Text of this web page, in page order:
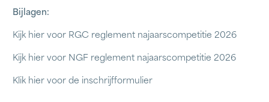
Bijlagen:
Kijk hier voor RGC reglement najaarscompetitie 2026
Kijk hier voor NGF reglement najaarscompetitie 2026
Klik hier voor de inschrijfformulier